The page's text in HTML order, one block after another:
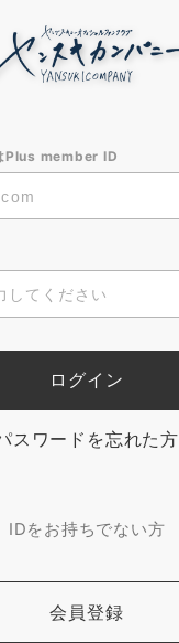
Plus member ID
スワードを忘れた方
IDをお持ちでない方
会員登録